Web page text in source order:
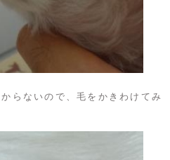
らないので、毛をかきわけてみ